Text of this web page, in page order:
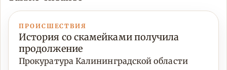
ПРОИСШЕСТВИЯ
История со скамейками получила
продолжение
Прокуратура Калининградской области